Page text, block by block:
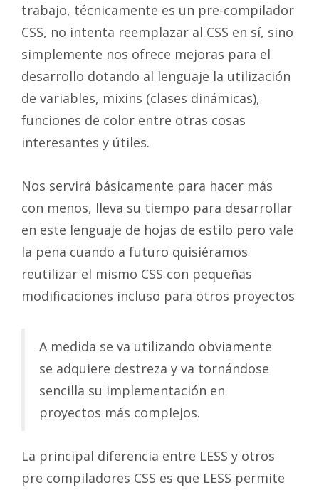
trabajo, técnicamente es un pre-compilador
CSS, no intenta reemplazar al CSS en sí, sino
simplemente nos ofrece mejoras para el
desarrollo dotando al lenguaje la utilización
de variables, mixins (clases dinámicas),
funciones de color entre otras cosas
interesantes y útiles.
Nos servirá básicamente para hacer más
con menos, lleva su tiempo para desarrollar
en este lenguaje de hojas de estilo pero vale
la pena cuando a futuro quisiéramos
reutilizar el mismo CSS con pequeñas
modificaciones incluso para otros proyectos
A medida se va utilizando obviamente
se adquiere destreza y va tornándose
sencilla su implementación en
proyectos más complejos.
La principal diferencia entre LESS y otros
pre compiladores CSS es que LESS permite